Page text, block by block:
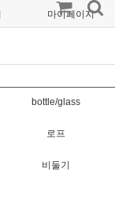
마이페이지
bottle/glass
로프
비둘기